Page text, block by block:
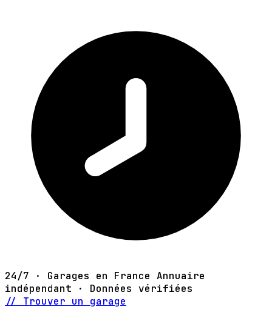
24/7 · Garages en France Annuaire
indépendant · Données vérifiées
// Trouver un garage